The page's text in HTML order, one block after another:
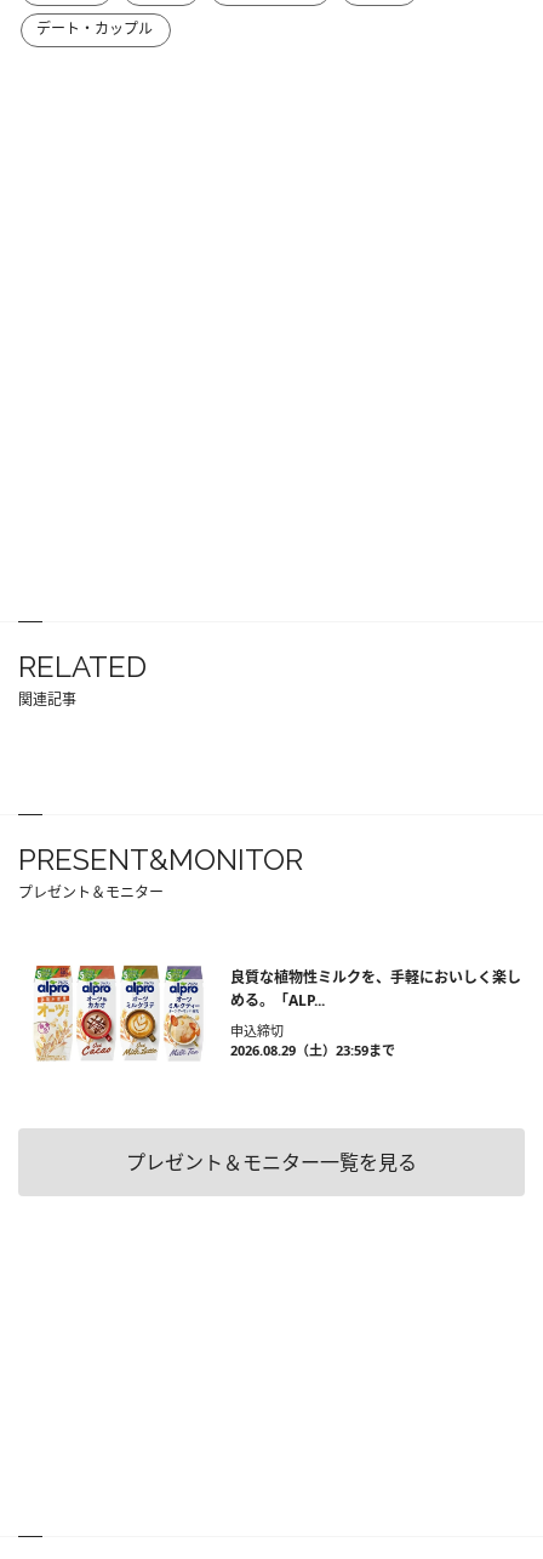
デート・カップル
RELATED
関連記事
PRESENT&MONITOR
プレゼント＆モニター
良質な植物性ミルクを、手軽においしく楽し
める。「ALP...
申込締切
2026.08.29（土）23:59まで
プレゼント＆モニター一覧を見る